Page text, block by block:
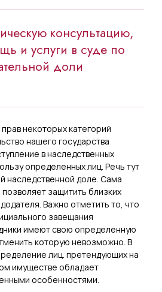
консультацию,
и услуги в суде по
доли
некоторых категорий
нашего государства
в наследственных
определенных лиц. Речь тут
наследственной доле. Сама
защитить близких
Важно отметить то, что
завещания
имеют свою определенную
которую невозможно. В
лиц. претендующих на
имуществе обладает
особенностями.